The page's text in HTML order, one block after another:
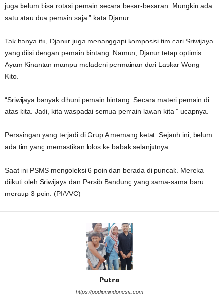
juga belum bisa rotasi pemain secara besar-besaran. Mungkin ada
satu atau dua pemain saja,” kata Djanur.
Tak hanya itu, Djanur juga menanggapi komposisi tim dari Sriwijaya
yang diisi dengan pemain bintang. Namun, Djanur tetap optimis
Ayam Kinantan mampu meladeni permainan dari Laskar Wong
Kito.
“Sriwijaya banyak dihuni pemain bintang. Secara materi pemain di
atas kita. Jadi, kita waspadai semua pemain lawan kita,” ucapnya.
Persaingan yang terjadi di Grup A memang ketat. Sejauh ini, belum
ada tim yang memastikan lolos ke babak selanjutnya.
Saat ini PSMS mengoleksi 6 poin dan berada di puncak. Mereka
diikuti oleh Sriwijaya dan Persib Bandung yang sama-sama baru
meraup 3 poin. (PI/VVC)
Putra
https://podiumindonesia.com